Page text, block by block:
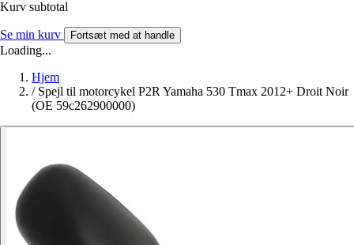
Kurv subtotal
Se min kurv Fortsæt med at handle
Loading...
Hjem
/ Spejl til motorcykel P2R Yamaha 530 Tmax 2012+ Droit Noir
(OE 59c262900000)